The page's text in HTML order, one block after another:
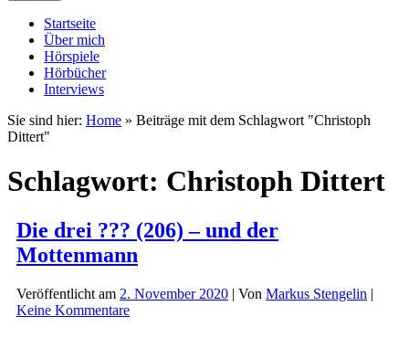
Startseite
Über mich
Hörspiele
Hörbücher
Interviews
Sie sind hier: Home » Beiträge mit dem Schlagwort "Christoph
Dittert"
Schlagwort: Christoph Dittert
Die drei ??? (206) – und der
Mottenmann
Veröffentlicht am 2. November 2020 | Von Markus Stengelin |
Keine Kommentare